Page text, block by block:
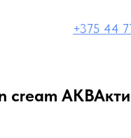
+375 44
cream